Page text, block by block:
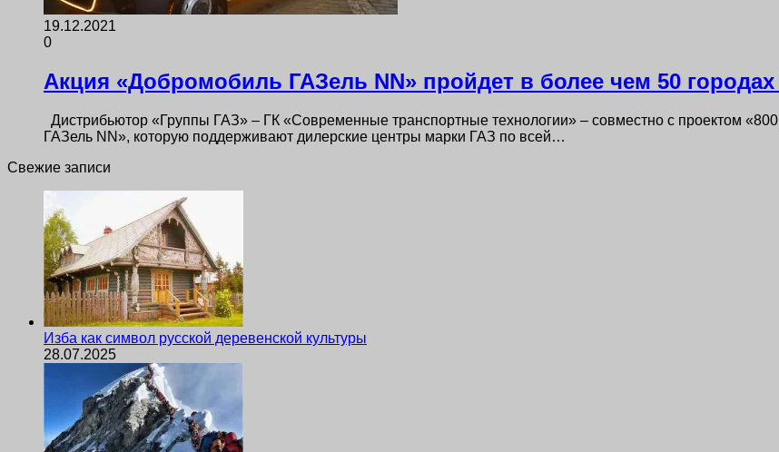
19.12.2021
0
Акция «Добромобиль ГАЗель NN» пройдет в более чем 50 городах
Дистрибьютор «Группы ГАЗ» – ГК «Современные транспортные технологии» – совместно с проектом
ГАЗель NN», которую поддерживают дилерские центры марки ГАЗ по всей…
Свежие записи
Изба как символ русской деревенской культуры
28.07.2025